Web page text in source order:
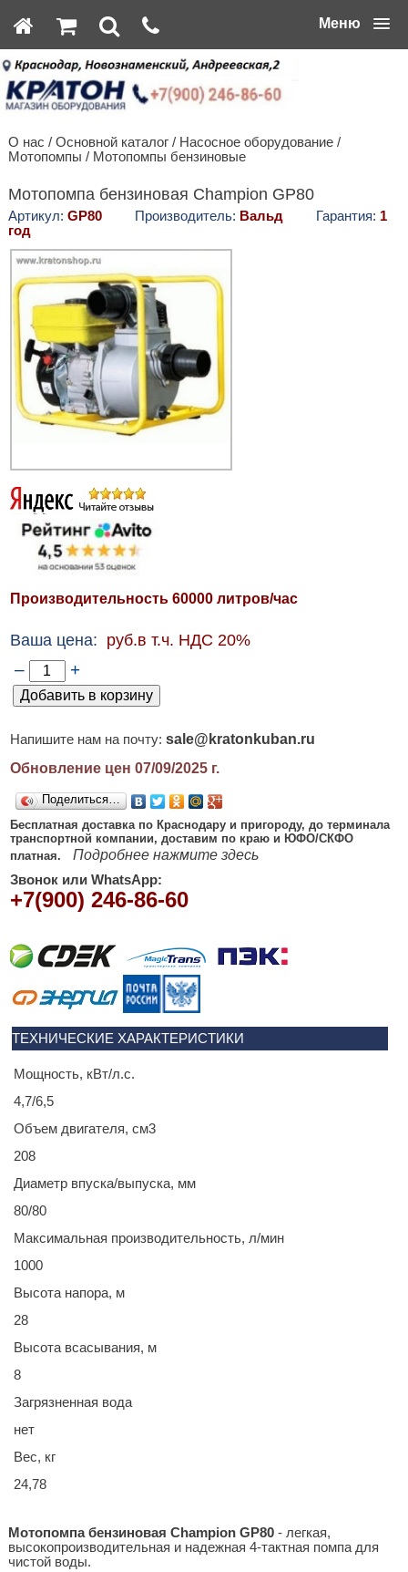
Меню
О нас / Основной каталог/ Насосное оборудование/
Мотопомпы / Мотопомпы бензиновые
Мотопомпа бензиновая Champion GP80
Артикул: GP80Производитель: ВальдГарантия: 1
год
Производительность 60000 литров/час
Ваша цена: руб.в т.ч. НДС 20%
– +
Напишите нам на почту: sale@kratonkuban.ru
Обновление цен 07/09/2025г.
Поделиться…
Бесплатная доставка по Краснодару и пригороду, до терминала
транспортной компании, доставим по краю и ЮФО/СКФО
платная.
Подробнее нажмите здесь
Звонок или WhatsApp:
+7(900) 246-86-60
ТЕХНИЧЕСКИЕ ХАРАКТЕРИСТИКИ
Мощность, кВт/л.с.
4,7/6,5
Объем двигателя, см3
208
Диаметр впуска/выпуска, мм
80/80
Максимальная производительность, л/мин
1000
Высота напора, м
28
Высота всасывания, м
8
Загрязненная вода
нет
Вес, кг
24,78
Мотопомпа бензиновая Сhampion GP80- легкая,
высокопроизводительная и надежная 4-тактная помпа для
чистой воды.